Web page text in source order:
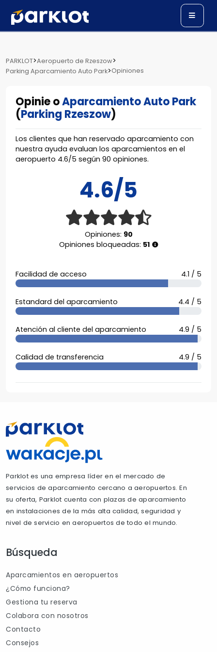
PARKLOT>Aeropuerto de Rzeszow>
Parking Aparcamiento Auto Park>Opiniones
Opinie oAparcamiento Auto Park
(Parking Rzeszow)
Los clientes que han reservado aparcamiento con
nuestra ayuda evaluan los aparcamientos en el
aeropuerto 4.6/5 según 90 opiniones.
4.6/5
Opiniones: 90
Opiniones bloqueadas: 51
Facilidad de acceso 4.1 / 5
Estandard del aparcamiento 4.4 / 5
Atención al cliente del aparcamiento 4.9 / 5
Calidad de transferencia 4.9 / 5
Parklot es una empresa líder en el mercado de
servicios de aparcamiento cercano a aeropuertos. En
su oferta, Parklot cuenta con plazas de aparcamiento
en instalaciones de la más alta calidad, seguridad y
nivel de servicio en aeropuertos de todo el mundo.
Búsqueda
Aparcamientos en aeropuertos
¿Cómo funciona?
Gestiona tu reserva
Colabora con nosotros
Contacto
Consejos